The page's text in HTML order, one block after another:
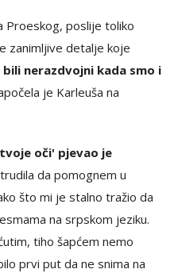
Proeskog, poslije toliko
zanimljive detalje koje
bili nerazdvojni kada smo i
je Karleuša na
oči' pjevao je
da pomognem u
što mi je stalno tražio da
na srpskom jeziku.
tiho šapćem nemo
prvi put da ne snima na